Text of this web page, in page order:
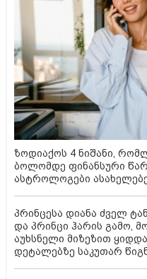
ზოდიაქოს 4 ნიშანი,
ბოლომდე ფინანსური
ასტროლოგები
პრინცესა დიანა ძველ
და პრინცი ჰარის გამო,
აუხსნელი მიზეზით
დეტალებზე საკუთარ